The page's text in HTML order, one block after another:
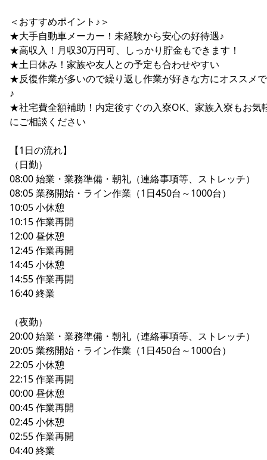
＜おすすめポイント♪＞
★大手自動車メーカー！未経験から安心の好待遇♪
★高収入！月収30万円可、しっかり貯金もできます！
★土日休み！家族や友人との予定も合わせやすい
★反復作業が多いので繰り返し作業が好きな方にオススメ
♪
★社宅費全額補助！内定後すぐの入寮OK、家族入寮もお気
にご相談ください
【1日の流れ】
（日勤）
08:00 始業・業務準備・朝礼（連絡事項等、ストレッチ）
08:05 業務開始・ライン作業（1日450台～1000台）
10:05 小休憩
10:15 作業再開
12:00 昼休憩
12:45 作業再開
14:45 小休憩
14:55 作業再開
16:40 終業
（夜勤）
20:00 始業・業務準備・朝礼（連絡事項等、ストレッチ）
20:05 業務開始・ライン作業（1日450台～1000台）
22:05 小休憩
22:15 作業再開
00:00 昼休憩
00:45 作業再開
02:45 小休憩
02:55 作業再開
04:40 終業